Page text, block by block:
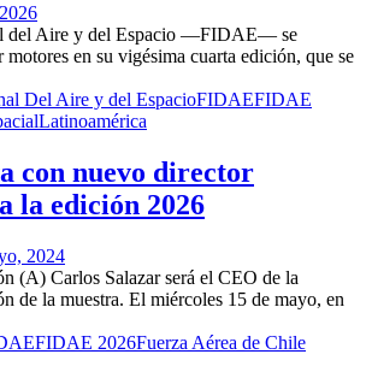
del Aire y del Espacio —FIDAE— se
motores en su vigésima cuarta edición, que se
Del Aire y del EspacioFIDAEFIDAE
Latinoamérica
con nuevo director
la edición 2026
2024
(A) Carlos Salazar será el CEO de la
de la muestra. El miércoles 15 de mayo, en
FIDAE 2026Fuerza Aérea de Chile